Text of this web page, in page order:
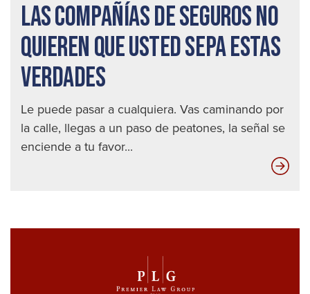
LAS COMPAÑÍAS DE SEGUROS NO
QUIEREN QUE USTED SEPA ESTAS
VERDADES
Le puede pasar a cualquiera. Vas caminando por
la calle, llegas a un paso de peatones, la señal se
enciende a tu favor...
Las